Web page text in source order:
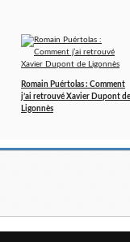
Romain Puértolas : Comment
j’ai retrouvé Xavier Dupont de
Ligonnès